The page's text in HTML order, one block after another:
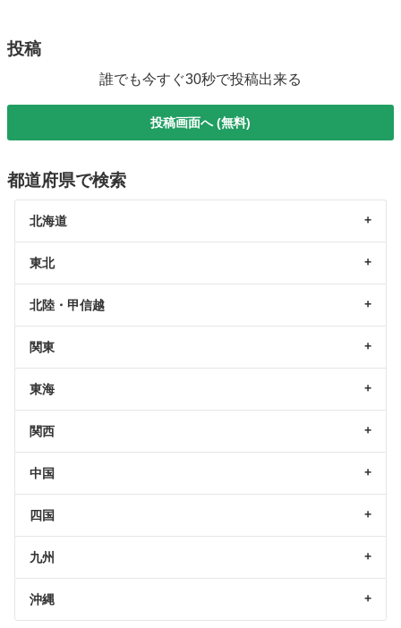
投稿
誰でも今すぐ30秒で投稿出来る
投稿画面へ (無料)
都道府県で検索
北海道
東北
北陸・甲信越
関東
東海
関西
中国
四国
九州
沖縄